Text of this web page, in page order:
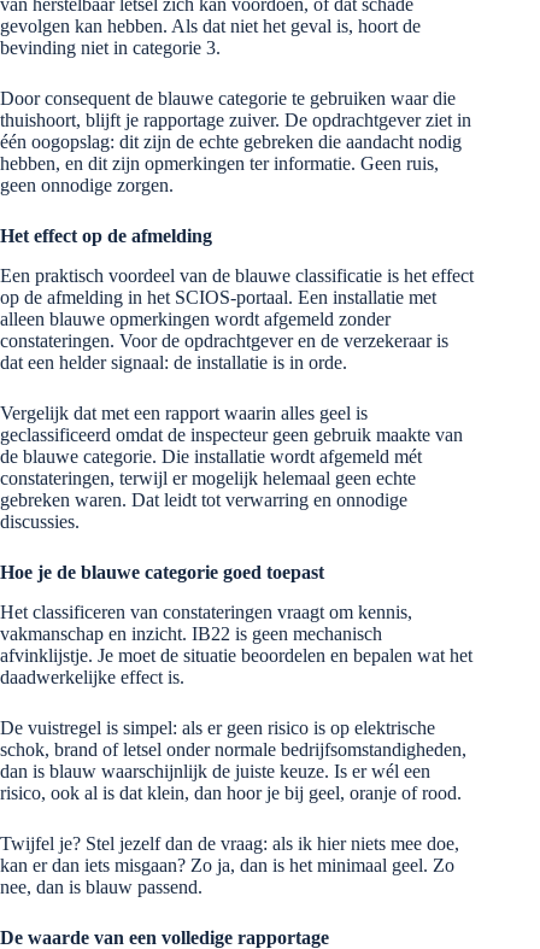
van herstelbaar letsel zich kan voordoen, of dat schade
gevolgen kan hebben. Als dat niet het geval is, hoort de
bevinding niet in categorie 3.
Door consequent de blauwe categorie te gebruiken waar die
thuishoort, blijft je rapportage zuiver. De opdrachtgever ziet in
één oogopslag: dit zijn de echte gebreken die aandacht nodig
hebben, en dit zijn opmerkingen ter informatie. Geen ruis,
geen onnodige zorgen.
Het effect op de afmelding
Een praktisch voordeel van de blauwe classificatie is het effect
op de afmelding in het SCIOS-portaal. Een installatie met
alleen blauwe opmerkingen wordt afgemeld zonder
constateringen. Voor de opdrachtgever en de verzekeraar is
dat een helder signaal: de installatie is in orde.
Vergelijk dat met een rapport waarin alles geel is
geclassificeerd omdat de inspecteur geen gebruik maakte van
de blauwe categorie. Die installatie wordt afgemeld mét
constateringen, terwijl er mogelijk helemaal geen echte
gebreken waren. Dat leidt tot verwarring en onnodige
discussies.
Hoe je de blauwe categorie goed toepast
Het classificeren van constateringen vraagt om kennis,
vakmanschap en inzicht. IB22 is geen mechanisch
afvinklijstje. Je moet de situatie beoordelen en bepalen wat het
daadwerkelijke effect is.
De vuistregel is simpel: als er geen risico is op elektrische
schok, brand of letsel onder normale bedrijfsomstandigheden,
dan is blauw waarschijnlijk de juiste keuze. Is er wél een
risico, ook al is dat klein, dan hoor je bij geel, oranje of rood.
Twijfel je? Stel jezelf dan de vraag: als ik hier niets mee doe,
kan er dan iets misgaan? Zo ja, dan is het minimaal geel. Zo
nee, dan is blauw passend.
De waarde van een volledige rapportage